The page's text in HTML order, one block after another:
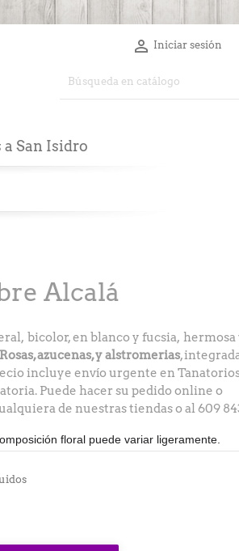
 Iniciar sesión
a San Isidro
Alcalá
bicolor, en blanco y fucsia, hermosa
Rosas, azucenas, y alstromerias,
incluye envío urgente en
Puede hacer su pedido online o
de nuestras tiendas o al 609
floral puede variar ligeramente.